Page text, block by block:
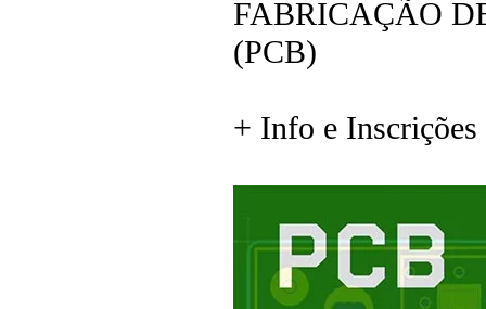
FABRICAÇÃO
(PCB)
+ Info e